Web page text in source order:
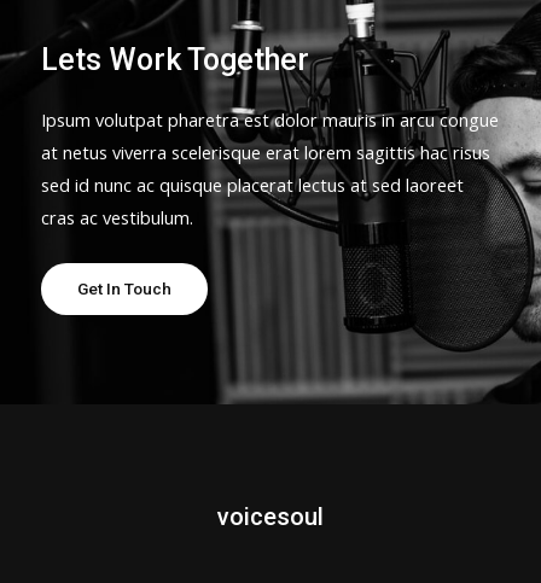
Lets Work Together
Ipsum volutpat pharetra est dolor mauris in arcu congue
at netus viverra scelerisque erat lorem sagittis hac risus
sed id nunc ac quisque placerat lectus at sed laoreet
cras ac vestibulum.
Get In Touch
voicesoul